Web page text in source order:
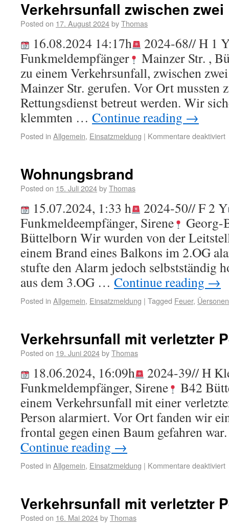
Verkehrsunfall zwischen zwei
Posted on 17. August 2024byThomas
16.08.2024 14:17h
2024-68// H 1
Funkmeldempfänger
Mainzer Str. ,
zu einem Verkehrsunfall, zwischen
Mainzer Str. gerufen. Vor Ort mussten
Rettungsdienst betreut werden. Wir
klemmten … Continue reading →
Posted in Allgemein, Einsatzmeldung | Kommentare deaktiviert
Wohnungsbrand
Posted on 15. Juli 2024byThomas
15.07.2024, 1:33 h
2024-50// F 2 Y
Funkmeldeempfänger, Sirene
Georg-
Büttelborn Wir wurden von der
einem Brand eines Balkons im 2.OG
stufte den Alarm jedoch selbstständig
aus dem 3.OG … Continue reading →
Posted in Allgemein, Einsatzmeldung | Tagged Feuer, Üersonen
Verkehrsunfall mit verletzter
Posted on 19. Juni 2024byThomas
18.06.2024, 16:09h
2024-39// H
Funkmeldempfänger, Sirene
B42
einem Verkehrsunfall mit einer
Person alarmiert. Vor Ort fanden wir
frontal gegen einen Baum gefahren
Continue reading →
Posted in Allgemein, Einsatzmeldung | Kommentare deaktiviert
Verkehrsunfall mit verletzter
Posted on 16. Mai 2024byThomas